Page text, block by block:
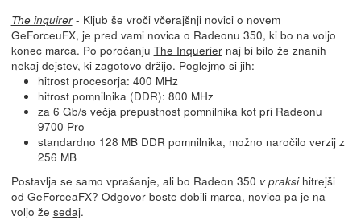
The inquirer- Kljub še vroči včerajšnji novici o novem
GeForceuFX, je pred vami novica o Radeonu 350, ki bo na voljo
konec marca. Po poročanju The Inqueriernaj bi bilo že znanih
nekaj dejstev, ki zagotovo držijo. Poglejmo si jih:
hitrost procesorja: 400 MHz
hitrost pomnilnika (DDR): 800 MHz
za 6 Gb/s večja prepustnost pomnilnika kot pri Radeonu
9700 Pro
standardno 128 MB DDR pomnilnika, možno naročilo verzij z
256 MB
Postavlja se samo vprašanje, ali bo Radeon 350 v praksihitrejši
od GeForceaFX? Odgovor boste dobili marca, novica pa je na
voljo že sedaj.